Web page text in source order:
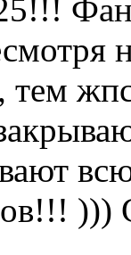
тем
)))